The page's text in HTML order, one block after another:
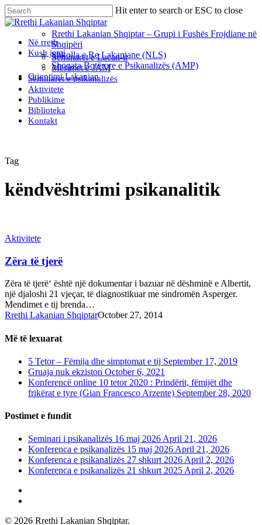
Skip
to
content
Hit enter to search or ESC to close
Close
Menu
Në rreth
Kush jemi
Rrethi Lakanian Shqiptar – Grupi i Fushës Frojdiane në
Shqipëri
Shkolla e Re Lakaniane (NLS)
Shoqata Botërore e Psikanalizës (AMP)
Orientimi Lakanian
Seminaret e Lacan-it
Mësimet e JAM
Seminaret e psikanalizës
Aktivitete
Publikime
Biblioteka
Kontakt
Tag
këndvështrimi psikanalitik
Aktivitete
Zëra të tjerë
Zëra të tjerë‘ është një dokumentar i bazuar në dëshminë e Albertit,
një djaloshi 21 vjeçar, të diagnostikuar me sindromën Asperger.
Mendimet e tij brenda…
Rrethi Lakanian ShqiptarOctober 27, 2014
Më të lexuarat
5 Tetor – Fëmija dhe simptomat e tij September 17, 2019
Gruaja nuk ekziston October 6, 2021
Konferencë online 10 tetor 2020 : Prindërit, fëmijët dhe
frikërat e tyre (Gian Francesco Arzente) September 28, 2020
Postimet e fundit
Seminari i psikanalizës 16 maj 2026April 21, 2026
Konferenca e psikanalizës 15 maj 2026April 21, 2026
Konferenca e psikanalizës 27 shkurt 2026April 2, 2026
Konferenca e psikanalizës 21 shkurt 2025April 2, 2026
© 2026 Rrethi Lakanian Shqiptar.